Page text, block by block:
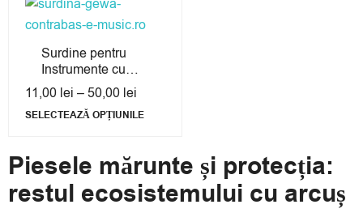
Surdine pentru
Instrumente cu
arcuș - Gewa
11,00 lei –50,00 lei
SELECTEAZĂ OPȚIUNILE
Piesele mărunte și protecția:
restul ecosistemului cu arcuș